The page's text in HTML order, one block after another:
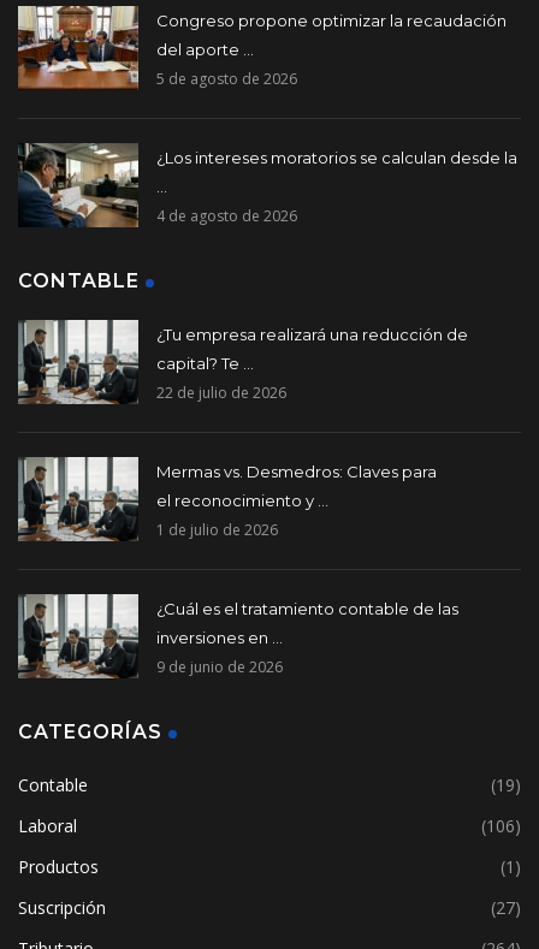
Congreso propone optimizar la recaudación
del aporte ...
5 de agosto de 2026
¿Los intereses moratorios se calculan desde la
4 de agosto de 2026
CONTABLE
¿Tu empresa realizará una reducción de
capital? Te ...
22 de julio de 2026
Mermas vs. Desmedros: Claves para
el reconocimiento y ...
1 de julio de 2026
¿Cuál es el tratamiento contable de las
inversiones en ...
9 de junio de 2026
CATEGORÍAS
Contable
(19)
Laboral
(106)
Productos
(1)
Suscripción
(27)